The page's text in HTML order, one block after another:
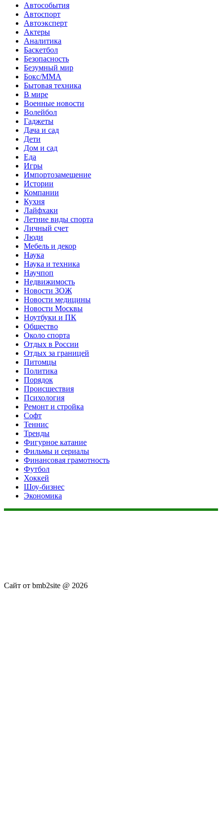
Автособытия
Автоспорт
Автоэксперт
Актеры
Аналитика
Баскетбол
Безопасность
Безумный мир
Бокс/MMA
Бытовая техника
В мире
Военные новости
Волейбол
Гаджеты
Дача и сад
Дети
Дом и сад
Еда
Игры
Импортозамещение
Истории
Компании
Кухня
Лайфхаки
Летние виды спорта
Личный счет
Люди
Мебель и декор
Наука
Наука и техника
Научпоп
Недвижимость
Новости ЗОЖ
Новости медицины
Новости Москвы
Ноутбуки и ПК
Общество
Около спорта
Отдых в России
Отдых за границей
Питомцы
Политика
Порядок
Происшествия
Психология
Ремонт и стройка
Софт
Теннис
Тренды
Фигурное катание
Фильмы и сериалы
Финансовая грамотность
Футбол
Хоккей
Шоу-бизнес
Экономика
Сайт от bmb2site @ 2026